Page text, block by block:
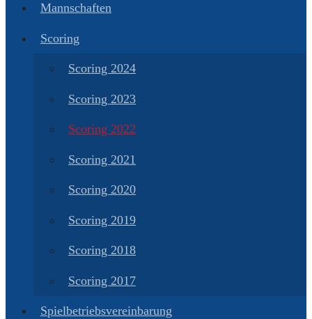
Mannschaften
Scoring
Scoring 2024
Scoring 2023
Scoring 2022
Scoring 2021
Scoring 2020
Scoring 2019
Scoring 2018
Scoring 2017
Spielbetriebsvereinbarung